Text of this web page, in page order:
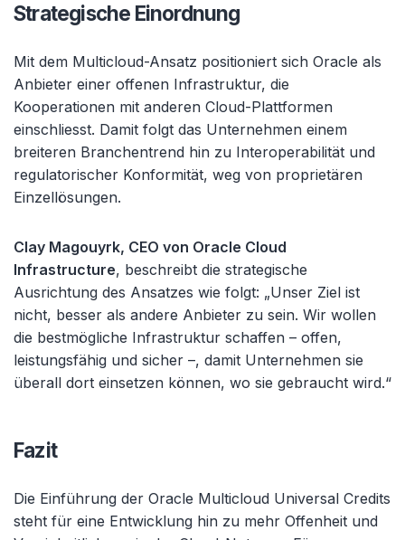
Strategische Einordnung
Mit dem Multicloud-Ansatz positioniert sich Oracle als
Anbieter einer offenen Infrastruktur, die
Kooperationen mit anderen Cloud-Plattformen
einschliesst. Damit folgt das Unternehmen einem
breiteren Branchentrend hin zu Interoperabilität und
regulatorischer Konformität, weg von proprietären
Einzellösungen.
Clay Magouyrk, CEO von Oracle Cloud
Infrastructure, beschreibt die strategische
Ausrichtung des Ansatzes wie folgt: „Unser Ziel ist
nicht, besser als andere Anbieter zu sein. Wir wollen
die bestmögliche Infrastruktur schaffen – offen,
leistungsfähig und sicher –, damit Unternehmen sie
überall dort einsetzen können, wo sie gebraucht wird.“
Fazit
Die Einführung der Oracle Multicloud Universal Credits
steht für eine Entwicklung hin zu mehr Offenheit und